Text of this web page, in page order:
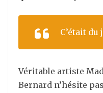
C’était du
Véritable artiste
Bernard n’hésite